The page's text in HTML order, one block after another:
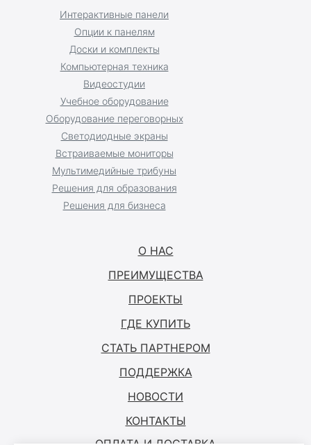
О НАС
ПРЕИМУЩЕСТВА
ПРОЕКТЫ
ГДЕ КУПИТЬ
СТАТЬ ПАРТНЕРОМ
ПОДДЕРЖКА
НОВОСТИ
КОНТАКТЫ
Интерактивные панели
Доски и комплекты
Оборудование переговорных
Учебное оборудование
Светодиодные экраны
Встраиваемые мониторы
Мультимедийные трибуны
Решения для образования
Решения для бизнеса
Опции к панелям
Компьютерная техника
Видеостудии